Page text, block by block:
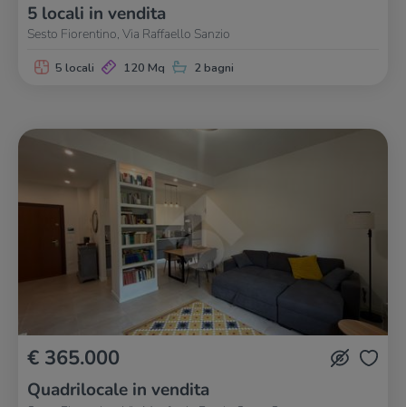
5 locali in vendita
Sesto Fiorentino, Via Raffaello Sanzio
5 locali 120 Mq 2 bagni
€ 365.000
Quadrilocale in vendita